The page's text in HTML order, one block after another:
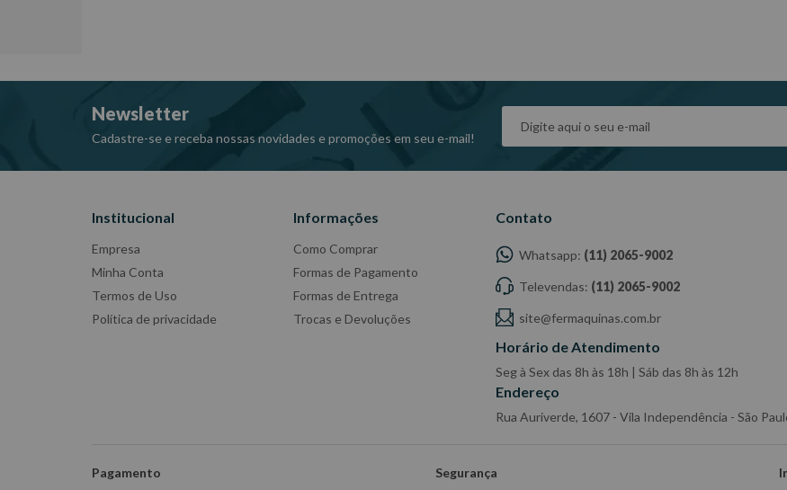
Newsletter
Cadastre-se e receba nossas novidades e promoções em seu e-mail!
Institucional
Empresa
Minha Conta
Termos de Uso
Política de privacidade
Informações
Como Comprar
Formas de Pagamento
Formas de Entrega
Trocas e Devoluções
Contato
Whatsapp: (11) 2065-9002
Televendas: (11) 2065-9002
site@fermaquinas.com.br
Horário de Atendimento
Seg à Sex das 8h às 18h | Sáb das 8h às 12h
Endereço
Rua Auriverde, 1607 - Vila Independência - São
Pagamento Segurança